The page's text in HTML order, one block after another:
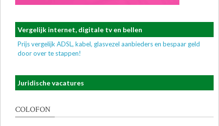
Vergelijk internet, digitale tv en bellen
Prijs vergelijk ADSL, kabel, glasvezel aanbieders en bespaar geld
door over te stappen!
Juridische vacatures
COLOFON